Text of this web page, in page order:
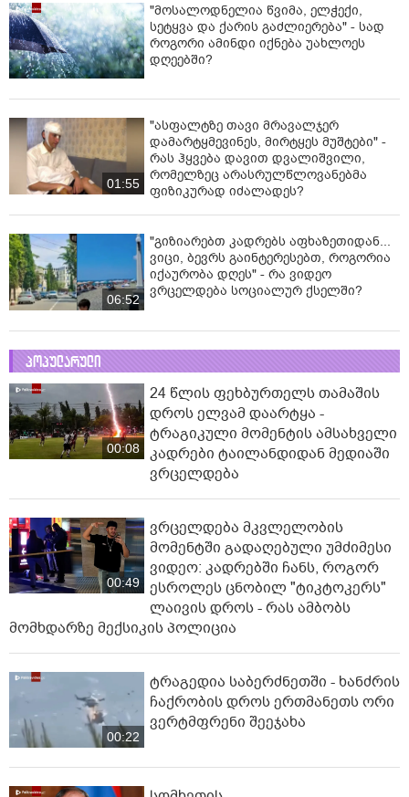
"მოსალოდნელია წვიმა, ელჭექი,
სეტყვა და ქარის გაძლიერება" - სად
როგორი ამინდი იქნება უახლოეს
დღეებში?
01:55
"ასფალტზე თავი მრავალჯერ
დამარტყმევინეს, მირტყეს მუშტები" -
რას ჰყვება დავით დვალიშვილი,
რომელზეც არასრულწლოვანებმა
ფიზიკურად იძალადეს?
06:52
"გიზიარებთ კადრებს აფხაზეთიდან...
ვიცი, ბევრს გაინტერესებთ, როგორია
იქაურობა დღეს" - რა ვიდეო
ვრცელდება სოციალურ ქსელში?
პოპულარული
00:08
24 წლის ფეხბურთელს თამაშის
დროს ელვამ დაარტყა -
ტრაგიკული მომენტის ამსახველი
კადრები ტაილანდიდან მედიაში
ვრცელდება
00:49
ვრცელდება მკვლელობის
მომენტში გადაღებული უმძიმესი
ვიდეო: კადრებში ჩანს, როგორ
ესროლეს ცნობილ "ტიკტოკერს"
ლაივის დროს - რას ამბობს
მომხდარზე მექსიკის პოლიცია
00:22
ტრაგედია საბერძნეთში - ხანძრის
ჩაქრობის დროს ერთმანეთს ორი
ვერტმფრენი შეეჯახა